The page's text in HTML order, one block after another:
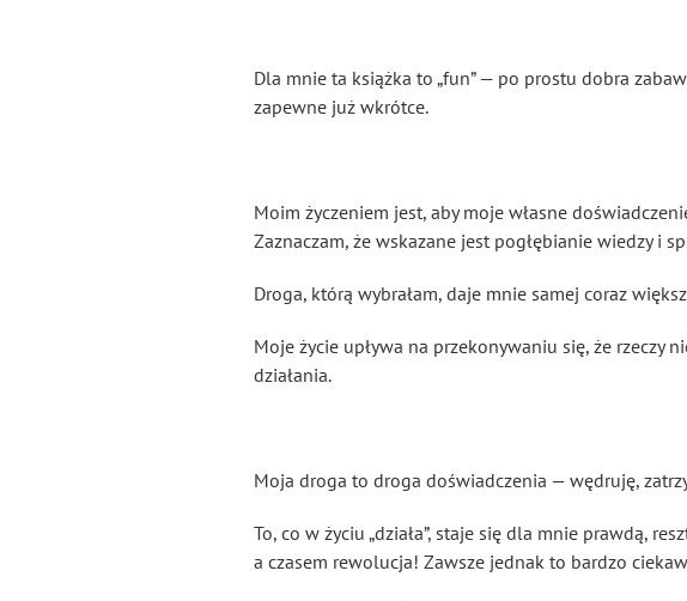
Dla mnie ta książka to „fun” — po prostu dobra
zapewne już wkrótce.
Moim życzeniem jest, aby moje własne
Zaznaczam, że wskazane jest pogłębianie wiedzy i
Droga, którą wybrałam, daje mnie samej coraz
Moje życie upływa na przekonywaniu się, że rzeczy
działania.
Moja droga to droga doświadczenia — wędruję,
To, co w życiu „działa”, staje się dla mnie prawdą,
a czasem rewolucja! Zawsze jednak to bardzo